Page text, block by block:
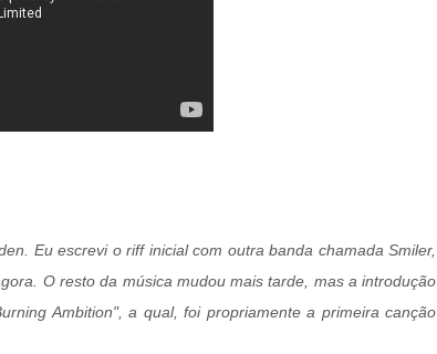
Eu escrevi o riff inicial com outra banda chamada Smiler,
O resto da música mudou mais tarde, mas a introdução
Ambition", a qual, foi propriamente a primeira canção